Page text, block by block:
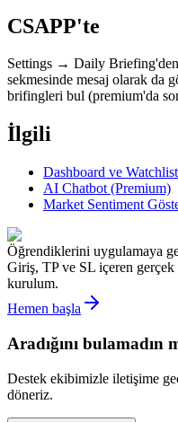
CSAPP'te
Settings → Daily
sekmesinde mesaj olarak da
brifingleri bul (premium'da
İlgili
Dashboard ve Watchlist
AI Chatbot (Premium)
Market Sentiment
Öğrendiklerini uygulamaya
Giriş, TP ve SL içeren
kurulum.
Hemen başla
Aradığını bulamadın
Destek ekibimizle iletişime
döneriz.